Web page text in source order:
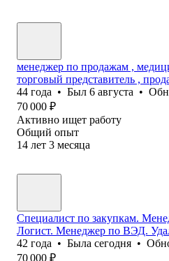
менеджер по продажам ,
торговый представитель ,
44 года • Был 6 августа •
70 000 ₽
Активно ищет работу
Общий опыт
14 лет 3 месяца
Специалист по закупкам.
Логист. Менеджер по ВЭД.
42 года • Была сегодня •
70 000 ₽